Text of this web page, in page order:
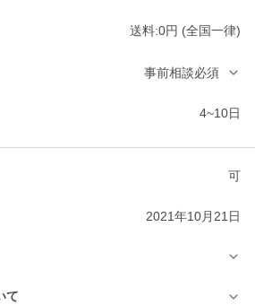
送料:0円 (全国一律)
事前相談必須
4~10日
可
2021年10月21日
て